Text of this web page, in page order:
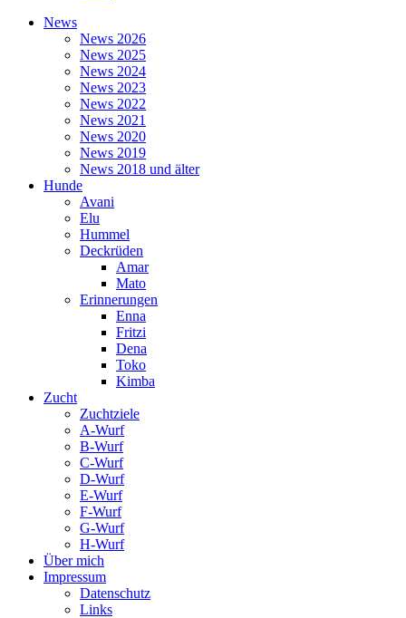
News
News 2026
News 2025
News 2024
News 2023
News 2022
News 2021
News 2020
News 2019
News 2018 und älter
Hunde
Avani
Elu
Hummel
Deckrüden
Amar
Mato
Erinnerungen
Enna
Fritzi
Dena
Toko
Kimba
Zucht
Zuchtziele
A-Wurf
B-Wurf
C-Wurf
D-Wurf
E-Wurf
F-Wurf
G-Wurf
H-Wurf
Über mich
Impressum
Datenschutz
Links